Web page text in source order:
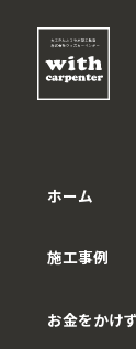
ホーム
施工事例
お金をかけ